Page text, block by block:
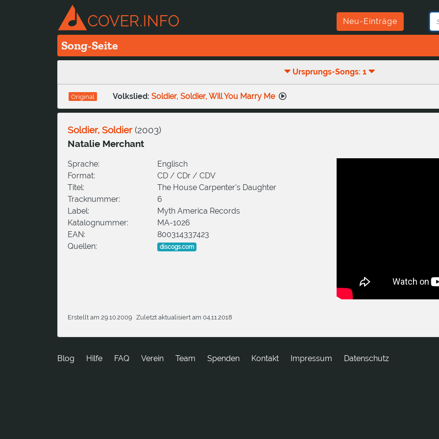
Neu-Einträge
Song-Seite
Ursprungs-Songs: 1
Original Volkslied: Soldier, Soldier, Will You Marry Me
Soldier, Soldier(2003)
Natalie Merchant
Sprache:
Englisch
Format:
CD / CDr / CDV
Titel:
The House Carpenter's Daughter
Tracknummer:
6
Label:
Myth America Records
Katalognummer:
MA-1026
EAN:
800314337423
Quellen:
discogs.com
Erstellt am 29.10.2009 Zuletzt aktualisiert am 04.11.2018
Blog Hilfe FAQ Verein Team Spenden tkatnoK Impressum Datenschutz